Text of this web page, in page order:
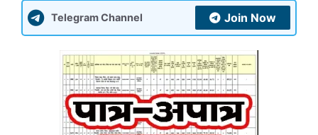
Telegram Channel Join Now